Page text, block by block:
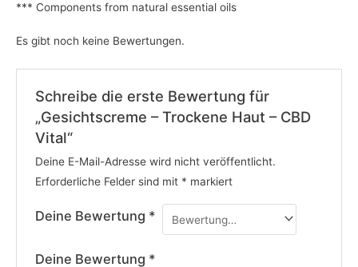
*** Components from natural essential oils
Es gibt noch keine Bewertungen.
Schreibe die erste Bewertung für
„Gesichtscreme – Trockene Haut – CBD
Vital“
Deine E-Mail-Adresse wird nicht veröffentlicht.
Erforderliche Felder sind mit * markiert
Deine Bewertung *
Deine Bewertung *